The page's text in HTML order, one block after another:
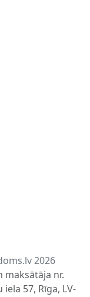
2026
maksātāja nr.
57, Rīga, LV-